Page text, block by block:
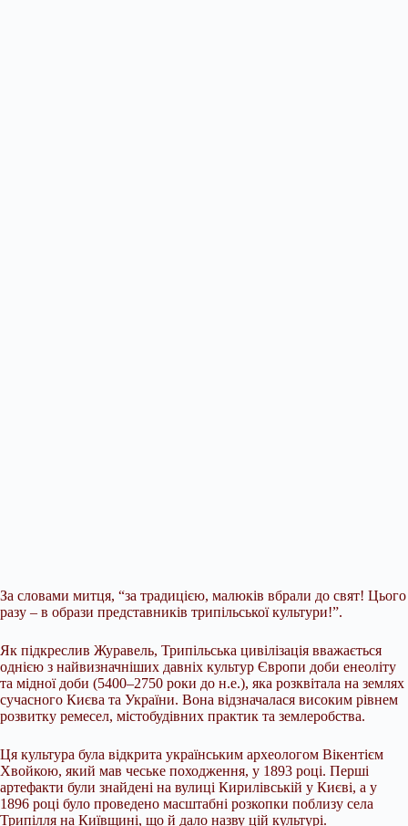
За словами митця, “за традицією, малюків вбрали до свят! Цього
разу – в образи представників трипільської культури!”.
Як підкреслив Журавель, Трипільська цивілізація вважається
однією з найвизначніших давніх культур Європи доби енеоліту
та мідної доби (5400–2750 роки до н.е.), яка розквітала на землях
сучасного Києва та України. Вона відзначалася високим рівнем
розвитку ремесел, містобудівних практик та землеробства.
Ця культура була відкрита українським археологом Вікентієм
Хвойкою, який мав чеське походження, у 1893 році. Перші
артефакти були знайдені на вулиці Кирилівській у Києві, а у
1896 році було проведено масштабні розкопки поблизу села
Трипілля на Київщині, що й дало назву цій культурі.